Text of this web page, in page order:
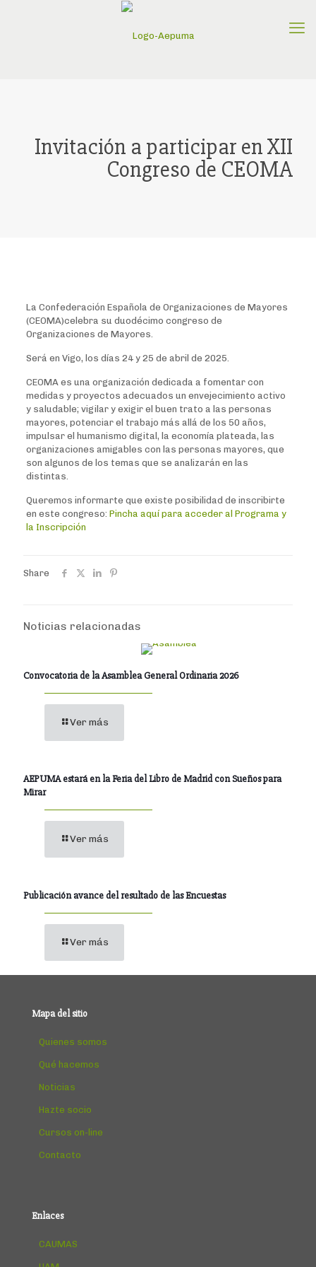
Invitación a participar en XII
Congreso de CEOMA
La Confederación Española de Organizaciones de Mayores
(CEOMA)celebra su duodécimo congreso de
Organizaciones de Mayores.
Será en Vigo, los días 24 y 25 de abril de 2025.
CEOMA es una organización dedicada a fomentar con
medidas y proyectos adecuados un envejecimiento activo
y saludable; vigilar y exigir el buen trato a las personas
mayores, potenciar el trabajo más allá de los 50 años,
impulsar el humanismo digital, la economía plateada, las
organizaciones amigables con las personas mayores, que
son algunos de los temas que se analizarán en las
distintas.
Queremos informarte que existe posibilidad de inscribirte
en este congreso: Pincha aquí para acceder al Programa y
la Inscripción
Share
Noticias relacionadas
Convocatoria de la Asamblea General Ordinaria 2026
Ver más
AEPUMA estará en la Feria del Libro de Madrid con Sueños para
Mirar
Ver más
Publicación avance del resultado de las Encuestas
Ver más
Mapa del sitio
Quienes somos
Qué hacemos
Noticias
Hazte socio
Cursos on-line
Contacto
Enlaces
CAUMAS